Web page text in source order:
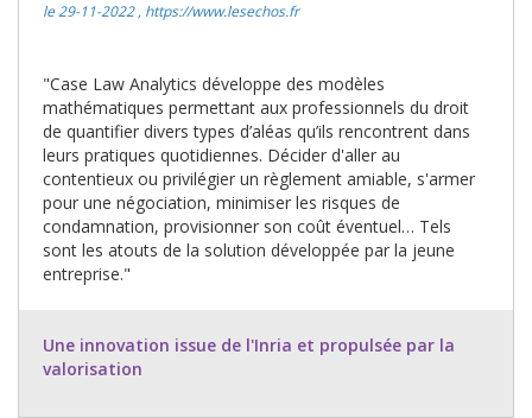
le 29-11-2022 , https://www.lesechos.fr
"Case Law Analytics développe des modèles
mathématiques permettant aux professionnels du droit
de quantifier divers types d’aléas qu’ils rencontrent dans
leurs pratiques quotidiennes. Décider d'aller au
contentieux ou privilégier un règlement amiable, s'armer
pour une négociation, minimiser les risques de
condamnation, provisionner son coût éventuel… Tels
sont les atouts de la solution développée par la jeune
entreprise."
Une innovation issue de l'Inria et propulsée par la
valorisation